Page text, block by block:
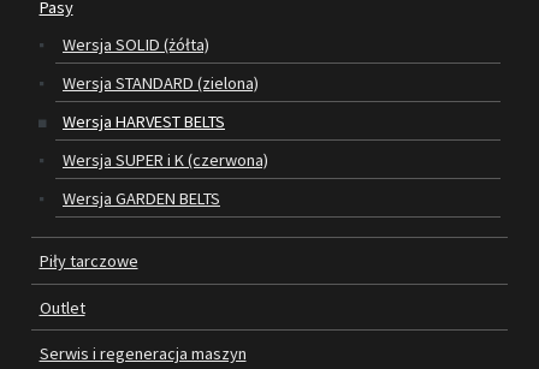
SILNIKI ELEKTRYCZNE
PIŁY TARCZOWE
OUTLET
SERWIS I REGENERACJA MASZYN
PROMOCJE
REGULAMIN
Pasy
Wersja SOLID (żółta)
Wersja STANDARD (zielona)
Wersja HARVEST BELTS
Wersja SUPER i K (czerwona)
Wersja GARDEN BELTS
Piły tarczowe
Outlet
Serwis i regeneracja maszyn